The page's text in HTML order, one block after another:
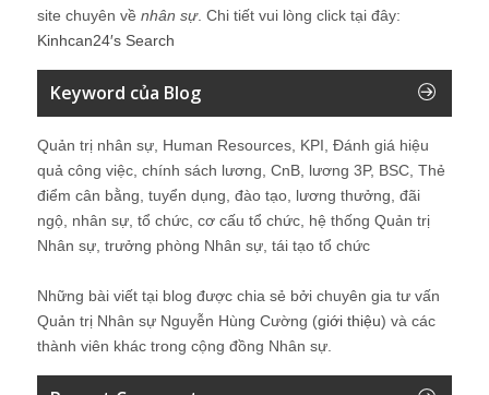
site chuyên về nhân sự. Chi tiết vui lòng click tại đây:
Kinhcan24′s Search
Keyword của Blog
Quản trị nhân sự, Human Resources, KPI, Đánh giá hiệu
quả công việc, chính sách lương, CnB, lương 3P, BSC, Thẻ
điểm cân bằng, tuyển dụng, đào tạo, lương thưởng, đãi
ngộ, nhân sự, tổ chức, cơ cấu tổ chức, hệ thống Quản trị
Nhân sự, trưởng phòng Nhân sự, tái tạo tổ chức
Những bài viết tại blog được chia sẻ bởi chuyên gia tư vấn
Quản trị Nhân sự Nguyễn Hùng Cường (giới thiệu) và các
thành viên khác trong cộng đồng Nhân sự.